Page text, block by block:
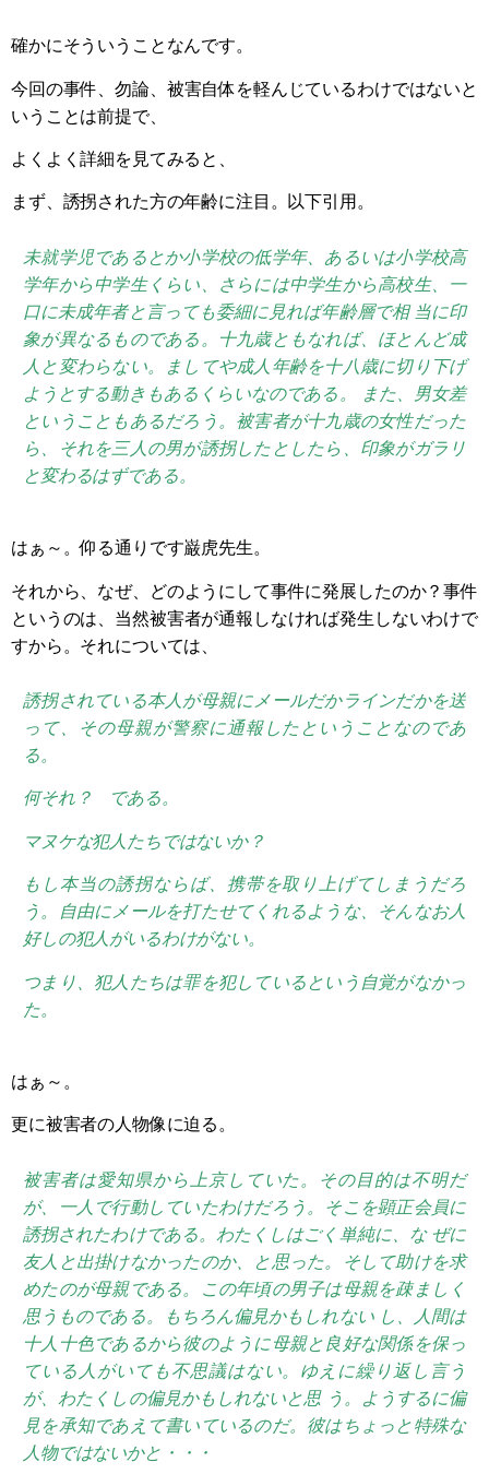
確かにそういうことなんです。
今回の事件、勿論、被害自体を軽んじているわけではないと
いうことは前提で、
よくよく詳細を見てみると、
まず、誘拐された方の年齢に注目。以下引用。
未就学児であるとか小学校の低学年、あるいは小学校高
学年から中学生くらい、さらには中学生から高校生、一
口に未成年者と言っても委細に見れば年齢層で相 当に印
象が異なるものである。十九歳ともなれば、ほとんど成
人と変わらない。ましてや成人年齢を十八歳に切り下げ
ようとする動きもあるくらいなのである。 また、男女差
ということもあるだろう。被害者が十九歳の女性だった
ら、それを三人の男が誘拐したとしたら、印象がガラリ
と変わるはずである。
はぁ～。仰る通りです巌虎先生。
それから、なぜ、どのようにして事件に発展したのか？事件
というのは、当然被害者が通報しなければ発生しないわけで
すから。それについては、
誘拐されている本人が母親にメールだかラインだかを送
って、その母親が警察に通報したということなのであ
る。
何それ？ である。
マヌケな犯人たちではないか？
もし本当の誘拐ならば、携帯を取り上げてしまうだろ
う。自由にメールを打たせてくれるような、そんなお人
好しの犯人がいるわけがない。
つまり、犯人たちは罪を犯しているという自覚がなかっ
た。
はぁ～。
更に被害者の人物像に迫る。
被害者は愛知県から上京していた。その目的は不明だ
が、一人で行動していたわけだろう。そこを顕正会員に
誘拐されたわけである。わたくしはごく単純に、な ぜに
友人と出掛けなかったのか、と思った。そして助けを求
めたのが母親である。この年頃の男子は母親を疎ましく
思うものである。もちろん偏見かもしれない し、人間は
十人十色であるから彼のように母親と良好な関係を保っ
ている人がいても不思議はない。ゆえに繰り返し言う
が、わたくしの偏見かもしれないと思 う。ようするに偏
見を承知であえて書いているのだ。彼はちょっと特殊な
人物ではないかと・・・